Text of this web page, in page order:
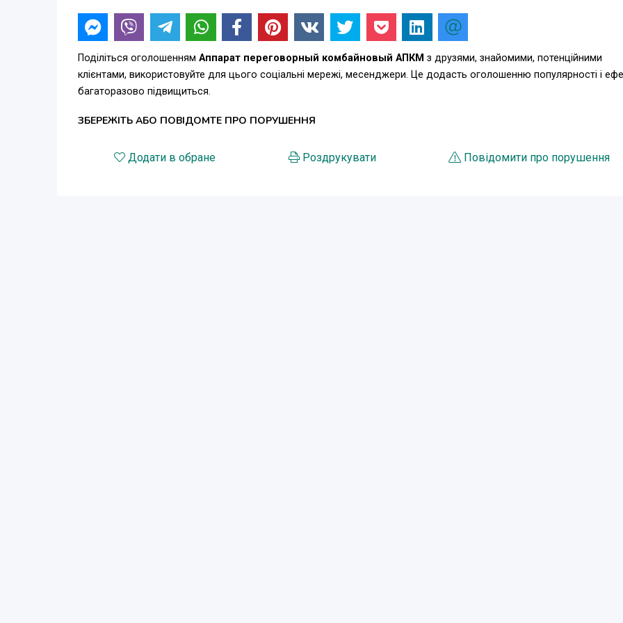
Поділіться оголошенням Аппарат переговорный комбайновый АПКМ з друзями, знайомими, потенційними
клієнтами, використовуйте для цього соціальні мережі, месенджери. Це додасть оголошенню популярності і
багаторазово підвищиться.
ЗБЕРЕЖІТЬ АБО ПОВІДОМТЕ ПРО ПОРУШЕННЯ
Додати в обране Роздрукувати Повідомити про порушення